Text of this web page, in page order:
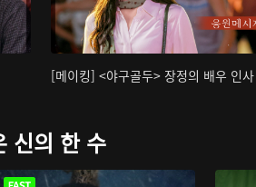
[메이킹] <야구골두> 장정의 배우 인사
신의 한 수